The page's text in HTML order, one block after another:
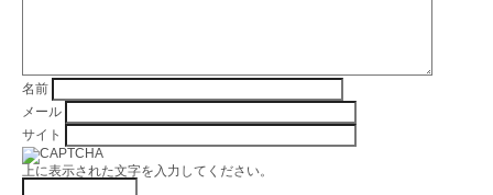
名前
メール
サイト
上に表示された文字を入力してください。